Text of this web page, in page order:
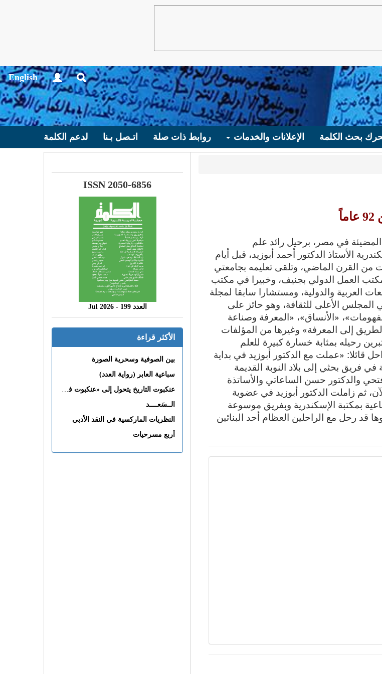
English
بحث الكلمة الإعلانات والخدمات روابط ذات صلة اتـصل بـنا لدعم الكلمة
في مصر، برحيل رائد علم
الأستاذ الدكتور أحمد أبوزيد، قبل أيام
من القرن الماضي، وتلقى تعليمه بجامعتي
بمكتب العمل الدولي بجنيف، وخبيرا في مكتب
العربية والدولية، ومستشارا سابقا لمجلة
المجلس الأعلى للثقافة، وهو حائز على
«الأنساق»، «المعرفة وصناعة
إلى المعرفة» وغيرها من المؤلفات
رحيله بمثابة خسارة كبيرة للعلم
قائلا: «عملت مع الدكتور أبوزيد في بداية
في فريق بحثي إلى بلاد النوبة القديمة
والدكتور حسن الساعاتي والأساتذة
ثم زاملت الدكتور أبوزيد في عضوية
بمكتبة الإسكندرية وبفريق موسوعة
قد رحل مع الراحلين العظام أحد البنائين
ISSN 2050-6856
العدد 199 - 2026 Jul
الأكثر قراءة
بين الصوفية وسحرية الصورة
سباعية العابر (رواية العدد)
عنكبوت التاريخ يتحول إلى «عنكبوت فى القلب»
الــسَعــــد
النظريات الماركسية في النقد الأدبي
أربع مسرحيات